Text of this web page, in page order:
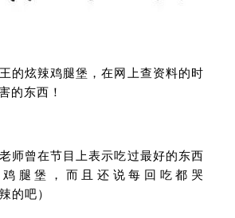
的炫辣鸡腿堡，在网上查资料的时
的东西！
师曾在节目上表示吃过最好的东西
腿堡，而且还说每回吃都哭
的吧）